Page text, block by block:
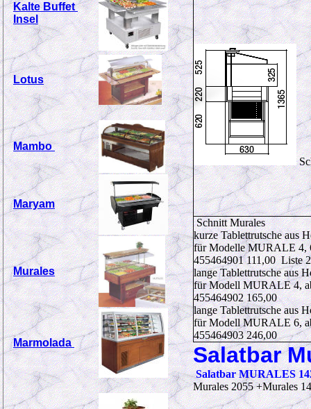
Kalte Buffet
Insel
Lotus
Mambo
Maryam
Murales
Marmolada
Schnitt Murales
kurze Tablettrutsche aus
für Modelle MURALE 4,
455464901 111,00 Liste
lange Tablettrutsche aus
für Modell MURALE 4,
455464902 165,00
lange Tablettrutsche aus
für Modell MURALE 6,
455464903 246,00
Salatbar
Salatbar MURALES
Murales 2055 +Murales